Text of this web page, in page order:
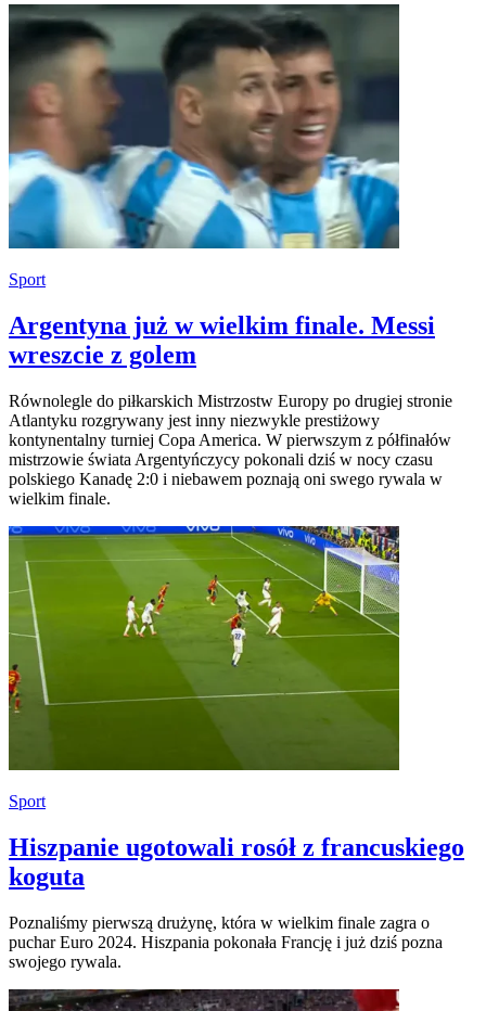
Sport
Argentyna już w wielkim finale. Messi
wreszcie z golem
Równolegle do piłkarskich Mistrzostw Europy po drugiej stronie
Atlantyku rozgrywany jest inny niezwykle prestiżowy
kontynentalny turniej Copa America. W pierwszym z półfinałów
mistrzowie świata Argentyńczycy pokonali dziś w nocy czasu
polskiego Kanadę 2:0 i niebawem poznają oni swego rywala w
wielkim finale.
Sport
Hiszpanie ugotowali rosół z francuskiego
koguta
Poznaliśmy pierwszą drużynę, która w wielkim finale zagra o
puchar Euro 2024. Hiszpania pokonała Francję i już dziś pozna
swojego rywala.